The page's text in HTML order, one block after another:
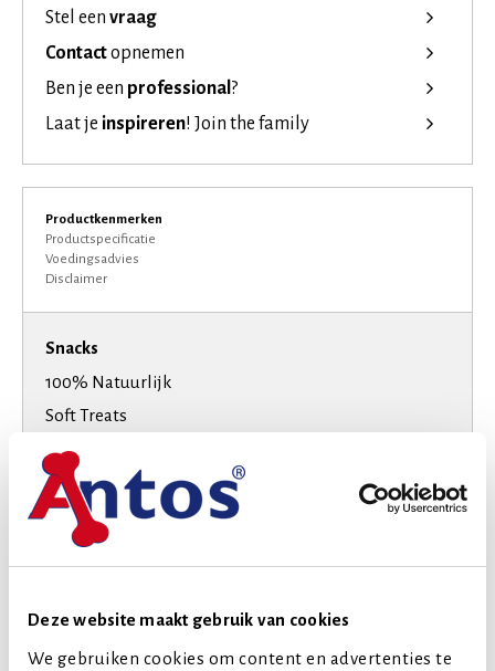
Deze website maakt gebruik van cookies
We gebruiken cookies om content en advertenties te
Stel een vraag
Contactopnemen
Ben je een professional ?
Laat je inspireren! Join the family
Productkenmerken
Productspecificatie
Voedingsadvies
Disclaimer
Snacks
100% Natuurlijk
Soft Treats
Vis
Hondenras
Extra kleine honden
Middelgrote honden